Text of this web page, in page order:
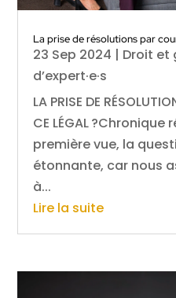
La prise de résolutions par
23 Sep 2024 | Droit et
d’expert·e·s
LA PRISE DE
CE LÉGAL ?Chronique
première vue, la
étonnante, car nous
à...
Lire la suite